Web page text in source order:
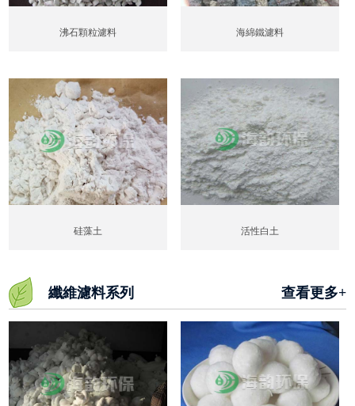
沸石顆粒濾料 海綿鐵濾料
硅藻土 活性白土
纖維濾料系列 查看更多+